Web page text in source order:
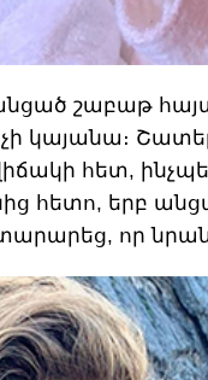
շաբաթ
չի կայանա։
հետ,
հետո, երբ
որ